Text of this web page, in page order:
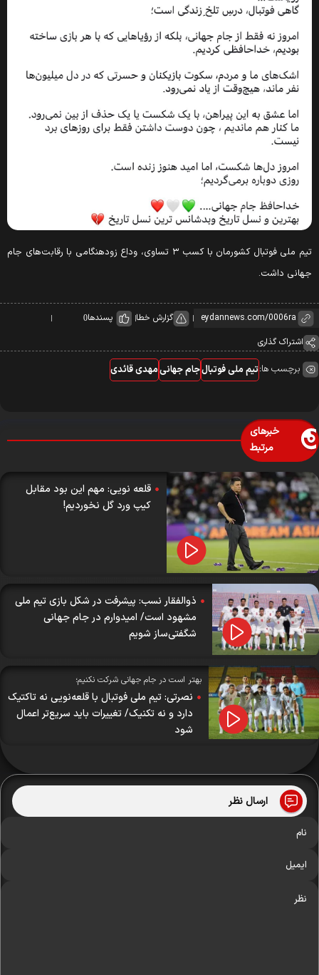
تیم ملی فوتبال کشورمان با کسب ۳ تساوی، وداع زودهنگامی با رقابت‌های جام
داشت.
گزارش خطا پسندها0
اشتراک گذاری
برچسب ها:تیم ملی فوتبالجام جهانیمهدی قائدی
خبرهای
مرتبط
قلعه نویی: مهم این بود مقابل
کیپ ورد گل نخوردیم!
ذوالفقار نسب: پیشرفت در شکل بازی تیم ملی
مشهود است/ امیدوارم در جام جهانی
شگفتی‌ساز شویم
بهتر است در جام جهانی شرکت نکنیم؛
نصرتی: تیم ملی فوتبال با قلعه‌نویی نه تاکتیک
دارد و نه تکنیک/ تغییرات باید سریع‌تر اعمال
شود
ارسال نظر